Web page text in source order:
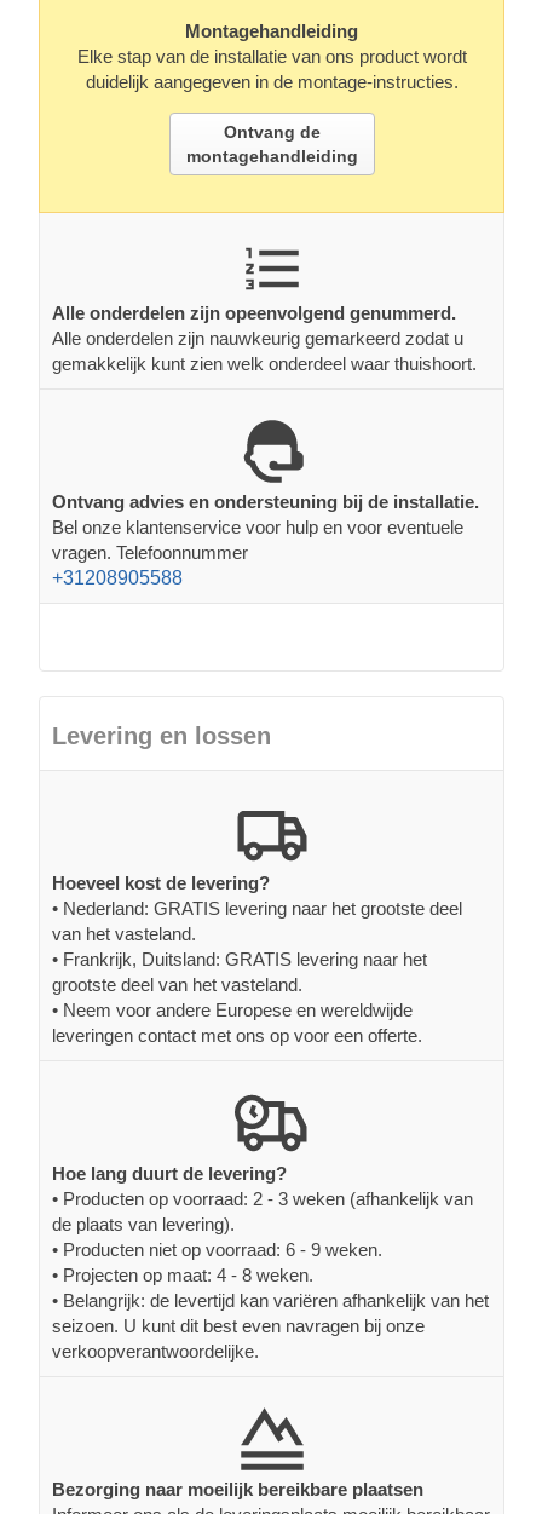
Montagehandleiding
Elke stap van de installatie van ons product wordt
duidelijk aangegeven in de montage-instructies.
Ontvang de
montagehandleiding
Alle onderdelen zijn opeenvolgend genummerd.
Alle onderdelen zijn nauwkeurig gemarkeerd zodat u
gemakkelijk kunt zien welk onderdeel waar thuishoort.
Ontvang advies en ondersteuning bij de installatie.
Bel onze klantenservice voor hulp en voor eventuele
vragen. Telefoonnummer
+31208905588
Levering en lossen
Hoeveel kost de levering?
• Nederland: GRATIS levering naar het grootste deel
van het vasteland.
• Frankrijk, Duitsland: GRATIS levering naar het
grootste deel van het vasteland.
• Neem voor andere Europese en wereldwijde
leveringen contact met ons op voor een offerte.
Hoe lang duurt de levering?
• Producten op voorraad: 2 - 3 weken (afhankelijk van
de plaats van levering).
• Producten niet op voorraad: 6 - 9 weken.
• Projecten op maat: 4 - 8 weken.
• Belangrijk: de levertijd kan variëren afhankelijk van het
seizoen. U kunt dit best even navragen bij onze
verkoopverantwoordelijke.
Bezorging naar moeilijk bereikbare plaatsen